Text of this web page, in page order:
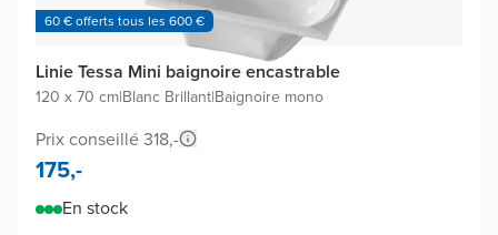
60 € offerts tous les 600 €
Linie Tessa Mini baignoire encastrable
120 x 70 cm|Blanc Brillant|Baignoire mono
Prix conseillé 318,-
175,-
En stock